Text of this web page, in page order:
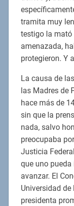
tramita muy
testigo la mató
amenazada,
protegieron. Y
La causa de
las Madres de
hace más de
sin que la
nada, salvo
preocupaba
Justicia
que uno
avanzar. El
Universidad
presidenta